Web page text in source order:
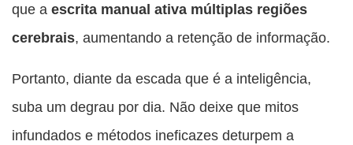
que a escrita manual ativa múltiplas regiões
cerebrais, aumentando a retenção de informação.
Portanto, diante da escada que é a inteligência,
suba um degrau por dia. Não deixe que mitos
infundados e métodos ineficazes deturpem a